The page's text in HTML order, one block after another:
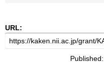
URL: